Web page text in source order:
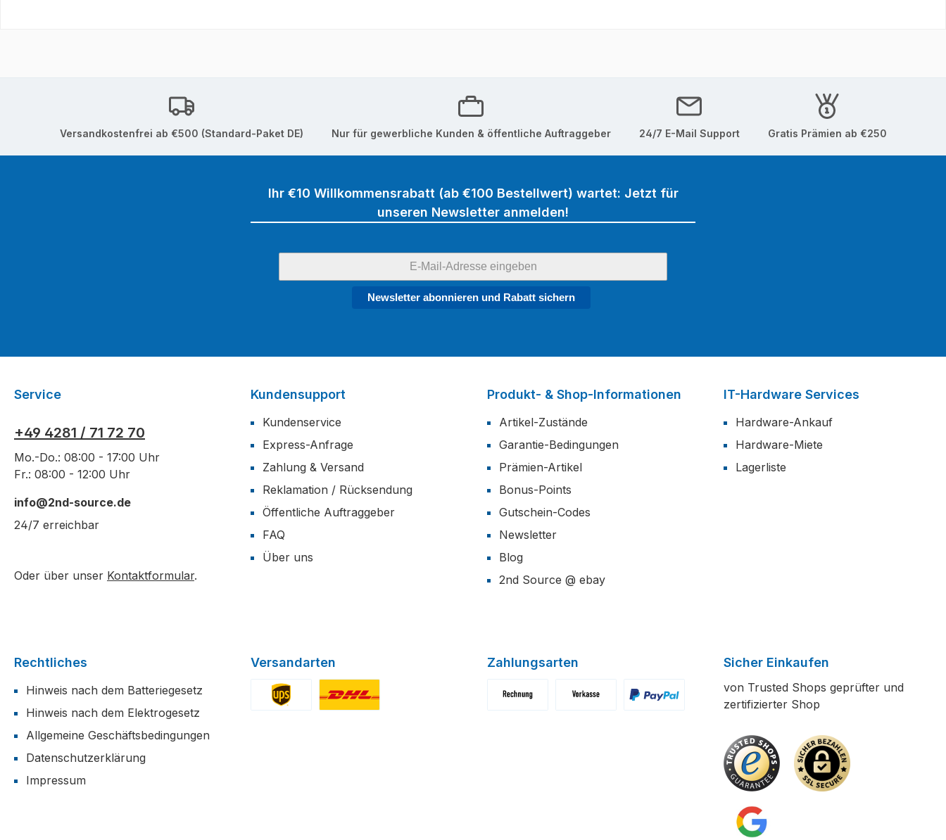
Versandkostenfrei ab €500 (Standard-Paket DE) Nur für gewerbliche Kunden & öffentliche Auftraggeber 24/7 E-Mail Support Gratis Prämien ab €250
Ihr €10 Willkommensrabatt (ab €100 Bestellwert) wartet: Jetzt für
unseren Newsletter anmelden!
Newsletter abonnieren und Rabatt sichern
Service
+49 4281 / 71 72 70
Mo.-Do.: 08:00 - 17:00 Uhr
Fr.: 08:00 - 12:00 Uhr
info@2nd-source.de
24/7 erreichbar
Oder über unser Kontaktformular.
Kundensupport
Kundenservice
Express-Anfrage
Zahlung & Versand
Reklamation / Rücksendung
Öffentliche Auftraggeber
FAQ
Über uns
Produkt- & Shop-Informationen
Artikel-Zustände
Garantie-Bedingungen
Prämien-Artikel
Bonus-Points
Gutschein-Codes
Newsletter
Blog
2nd Source @ ebay
IT-Hardware Services
Hardware-Ankauf
Hardware-Miete
Lagerliste
Rechtliches
Hinweis nach dem Batteriegesetz
Hinweis nach dem Elektrogesetz
Allgemeine Geschäftsbedingungen
Datenschutzerklärung
Impressum
Versandarten Zahlungsarten Sicher Einkaufen
von Trusted Shops geprüfter und
zertifizierter Shop